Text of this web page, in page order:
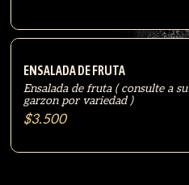
ENSALADA DE FRUTA
Ensalada de fruta ( consulte a su
garzon por variedad )
$3.500